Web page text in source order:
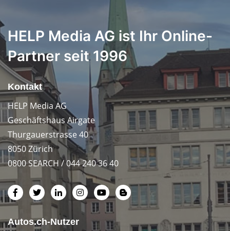
HELP Media AG ist Ihr Online-
Partner seit 1996
Kontakt
HELP Media AG
Geschäftshaus Airgate
Thurgauerstrasse 40
8050 Zürich
0800 SEARCH / 044 240 36 40
Autos.ch-Nutzer